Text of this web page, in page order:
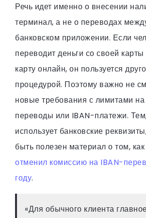
Речь идет именно о внесении
терминал, а не о переводах
банковском приложении. Если
переводит деньги со своей
карту онлайн, он пользуется
процедурой. Поэтому важно не
новые требования с лимитами
переводы или IBAN-платежи.
использует банковские
быть полезен материал о том, как
отменил комиссию на IBAN-
году.
«Для обычного клиента